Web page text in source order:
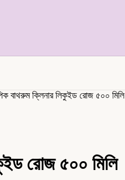
বাথরুম ক্লিনার লিকুইড রোজ ৫০০ মিলি
রোজ ৫০০ মিলি